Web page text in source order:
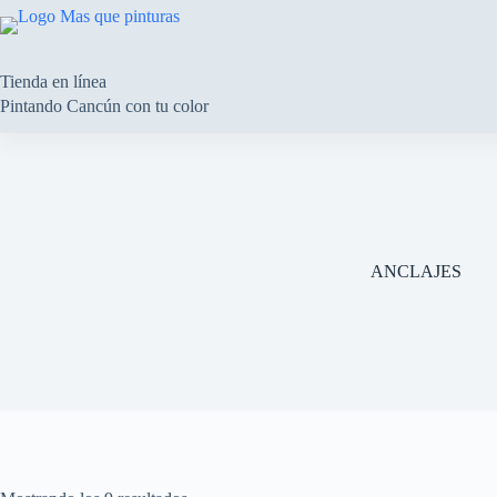
Saltar
al
Tienda en línea
Pintando Cancún con tu color
ANCLAJES